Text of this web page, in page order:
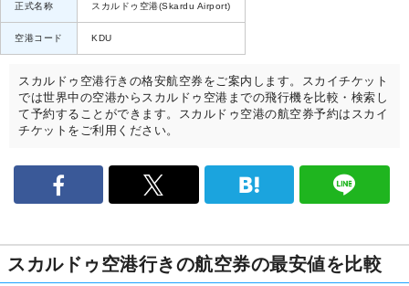
正式名称 スカルドゥ空港(Skardu Airport)
空港コード KDU
スカルドゥ空港行きの格安航空券をご案内します。スカイチケット
では世界中の空港からスカルドゥ空港までの飛行機を比較・検索し
て予約することができます。スカルドゥ空港の航空券予約はスカイ
チケットをご利用ください。
スカルドゥ空港行きの航空券の最安値を比較